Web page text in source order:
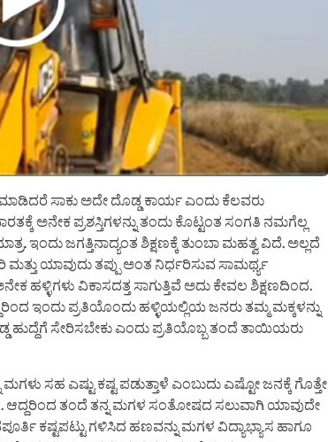
ಸಾಕು ಅದೇ ದೊಡ್ಡ ಕಾರ್ಯ ಎಂದು ಕೆಲವರು
ಅನೇಕ ಪ್ರಶಸ್ತಿಗಳನ್ನು ತಂದು ಕೊಟ್ಟಂತ ಸಂಗತಿ ನಮಗೆಲ್ಲ
ಇಂದು ಜಗತ್ತಿನಾದ್ಯಂತ ಶಿಕ್ಷಣಕ್ಕೆ ತುಂಬಾ ಮಹತ್ವ ವಿದೆ. ಅಲ್ಲದೆ
ಮತ್ತು ಯಾವುದು ತಪ್ಪು ಅಂತ ನಿರ್ಧರಿಸುವ ಸಾಮರ್ಥ್ಯ
ಹಳ್ಳಿಗಳು ವಿಕಾಸದತ್ತ ಸಾಗುತ್ತಿವೆ ಅದು ಕೇವಲ ಶಿಕ್ಷಣದಿಂದ.
ಇಂದು ಪ್ರತಿಯೊಂದು ಹಳ್ಳಿಯಲ್ಲಿಯ ಜನರು ತಮ್ಮ ಮಕ್ಕಳನ್ನು
ಹುದ್ದೆಗೆ ಸೇರಿಸಬೇಕು ಎಂದು ಪ್ರತಿಯೊಬ್ಬ ತಂದೆ ತಾಯಿಯರು
ಸಹ ಎಷ್ಟು ಕಷ್ಟ ಪಡುತ್ತಾಳೆ ಎಂಬುದು ಎಷ್ಟೋ ಜನಕ್ಕೆ ಗೊತ್ತೇ
ಆದ್ದರಿಂದ ತಂದೆ ತನ್ನ ಮಗಳ ಸಂತೋಷದ ಸಲುವಾಗಿ ಯಾವುದೇ
ಕಷ್ಟಪಟ್ಟು ಗಳಿಸಿದ ಹಣವನ್ನು ಮಗಳ ವಿದ್ಯಾಭ್ಯಾಸ ಹಾಗೂ